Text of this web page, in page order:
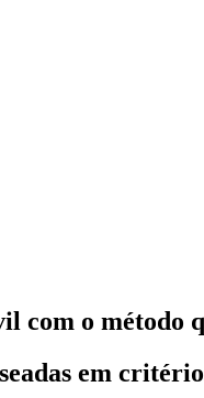
o método
em